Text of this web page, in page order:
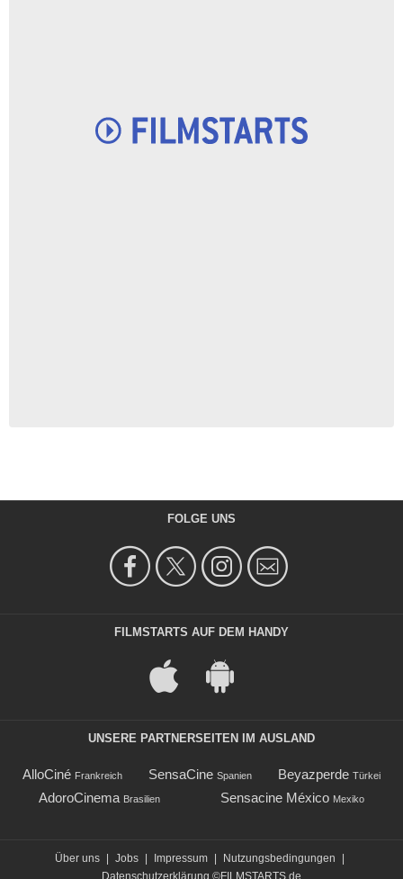
FOLGE UNS
FILMSTARTS AUF DEM HANDY
UNSERE PARTNERSEITEN IM AUSLAND
AlloCiné Frankreich SensaCine Spanien Beyazperde Türkei
AdoroCinema Brasilien Sensacine México Mexiko
Über uns Jobs Impressum Nutzungsbedingungen